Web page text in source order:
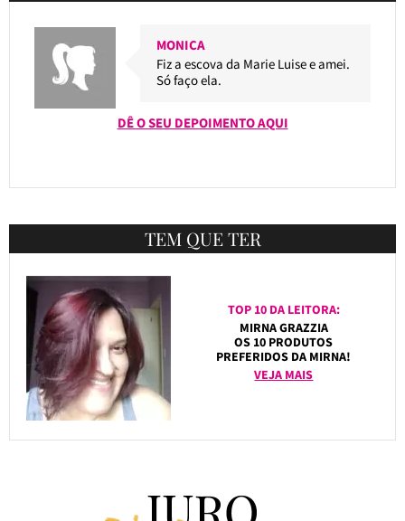
MONICA
Fiz a escova da Marie Luise e amei.
Só faço ela.
DÊ O SEU DEPOIMENTO AQUI
TEM QUE TER
TOP 10 DA LEITORA:
MIRNA GRAZZIA
OS 10 PRODUTOS
PREFERIDOS DA MIRNA!
VEJA MAIS